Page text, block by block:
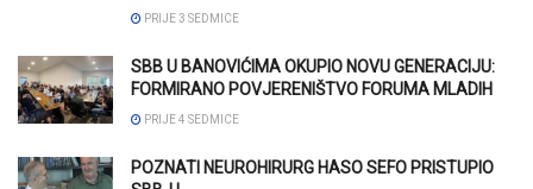
PRIJE 3 SEDMICE
SBB U BANOVIĆIMA OKUPIO NOVU GENERACIJU:
FORMIRANO POVJERENIŠTVO FORUMA MLADIH
PRIJE 4 SEDMICE
POZNATI NEUROHIRURG HASO SEFO PRISTUPIO